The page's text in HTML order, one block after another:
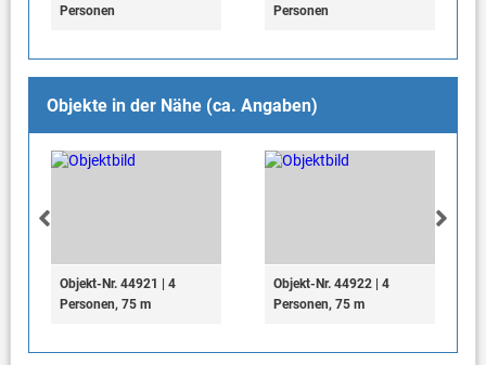
Personen
Personen
Objekte in der Nähe (ca. Angaben)
Objekt-Nr. 44921 | 4
Personen, 75 m
Objekt-Nr. 44922 | 4
Personen, 75 m